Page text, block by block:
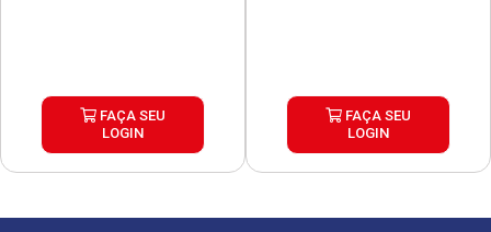
FAÇA SEU
LOGIN
FAÇA SEU
LOGIN